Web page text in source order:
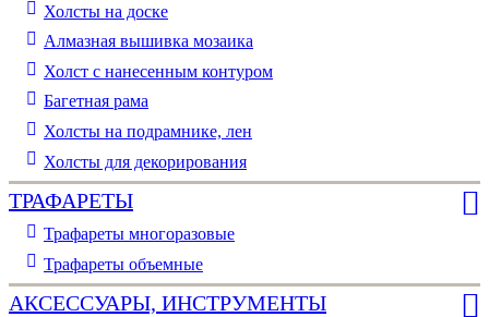
Холсты на доске
Алмазная вышивка мозаика
Холст с нанесенным контуром
Багетная рама
Холсты на подрамнике, лен
Холсты для декорирования
ТРАФАРЕТЫ
Трафареты многоразовые
Трафареты объемные
АКСЕССУАРЫ, ИНСТРУМЕНТЫ